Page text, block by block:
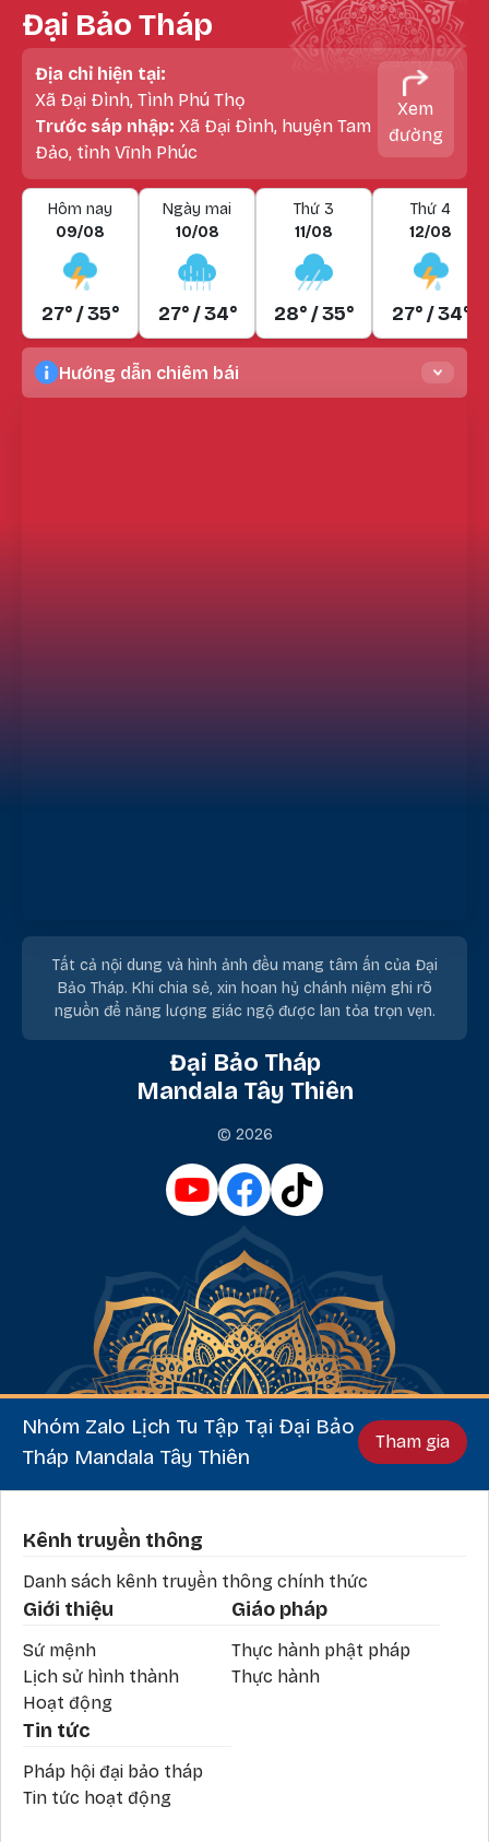
Đại Bảo Tháp
Địa chỉ hiện tại:
Xã Đại Đình, Tình Phú Thọ
Trước sáp nhập: Xã Đại Đình, huyện Tam
Đảo, tỉnh Vĩnh Phúc
Xem
đường
Hôm nay
09/08
27° / 35°
Ngày mai
10/08
27° / 34°
Thứ 3
11/08
28° / 35°
Thứ 4
12/08
27° / 34°
Hướng dẫn chiêm bái
Tất cả nội dung và hình ảnh đều mang tâm ấn của Đại
Bảo Tháp. Khi chia sẻ, xin hoan hỷ chánh niệm ghi rõ
nguồn để năng lượng giác ngộ được lan tỏa trọn vẹn.
Đại Bảo Tháp
Mandala Tây Thiên
© 2026
Nhóm Zalo Lịch Tu Tập Tại Đại Bảo
Tháp Mandala Tây Thiên
Tham gia
Phần chân
Kênh truyền thông
Danh sách kênh truyền thông chính thức
Giới thiệu
Sứ mệnh
Lịch sử hình thành
Hoạt động
Giáo pháp
Thực hành phật pháp
Thực hành
Tin tức
Pháp hội đại bảo tháp
Tin tức hoạt động